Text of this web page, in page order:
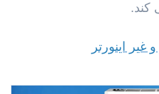
کند.
غیر اینورتر